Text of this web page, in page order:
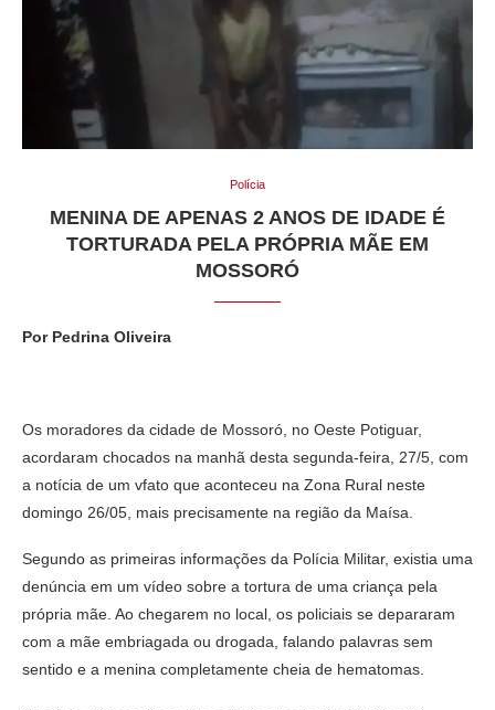
Polícia
MENINA DE APENAS 2 ANOS DE IDADE É
TORTURADA PELA PRÓPRIA MÃE EM
MOSSORÓ
Por Pedrina Oliveira
Os moradores da cidade de Mossoró, no Oeste Potiguar,
acordaram chocados na manhã desta segunda-feira, 27/5, com
a notícia de um vfato que aconteceu na Zona Rural neste
domingo 26/05, mais precisamente na região da Maísa.
Segundo as primeiras informações da Polícia Militar, existia uma
denúncia em um vídeo sobre a tortura de uma criança pela
própria mãe. Ao chegarem no local, os policiais se depararam
com a mãe embriagada ou drogada, falando palavras sem
sentido e a menina completamente cheia de hematomas.